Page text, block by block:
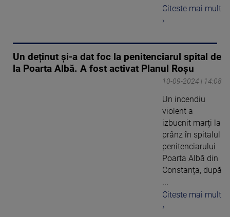
Citeste mai mult
›
Un deținut și-a dat foc la penitenciarul spital de
la Poarta Albă. A fost activat Planul Roșu
10-09-2024 | 14:08
Un incendiu
violent a
izbucnit marți la
prânz în spitalul
penitenciarului
Poarta Albă din
Constanța, după
...
Citeste mai mult
›